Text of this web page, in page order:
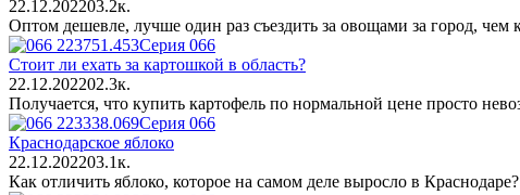
22.12.202203.2к.
Оптом дешевле, лучше один раз съездить за овощами за город,
Серия 066
Стоит ли ехать за картошкой в область?
22.12.202202.3к.
Получается, что купить картофель по нормальной цене просто
Серия 066
Краснодарское яблоко
22.12.202203.1к.
Как отличить яблоко, которое на самом деле выросло в